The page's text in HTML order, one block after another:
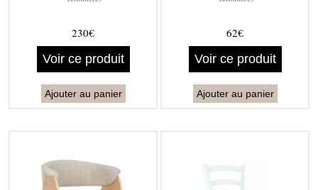
230€
Voir ce produit
Ajouter au panier
62€
Voir ce produit
Ajouter au panier